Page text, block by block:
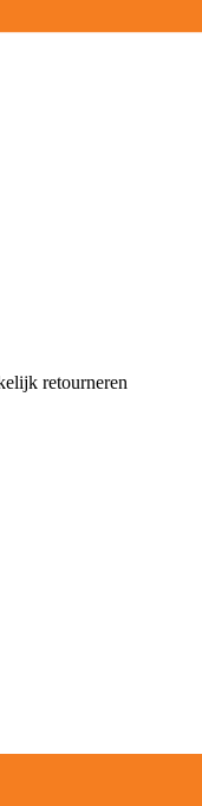
retourneren